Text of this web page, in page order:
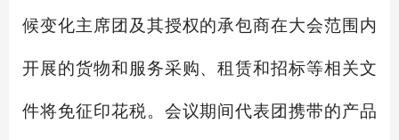
候变化主席团及其授权的承包商在大会范围内
开展的货物和服务采购、租赁和招标等相关文
件将免征印花税。会议期间代表团携带的产品